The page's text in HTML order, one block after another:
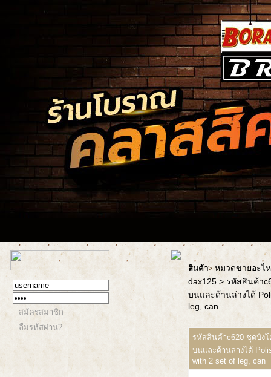
สมัครสมาชิก
ลืมรหัสผ่าน?
สินค้า> หมวดขายอะไ
dax125 > รหัสสินค้า
บนและด้านล่างได้
leg, can
รหัสสินค้าc620 ชุดบัง
บนและด้านล่างได้
with 2 set of leg, can